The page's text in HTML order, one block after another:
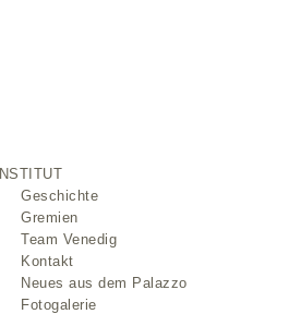
INSTITUT
Geschichte
Gremien
Team Venedig
Kontakt
Neues aus dem Palazzo
Fotogalerie